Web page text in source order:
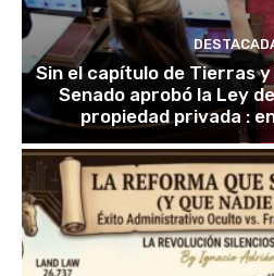
Sin el capítulo de Tierras y
Senado aprobó la Ley
propiedad privada :